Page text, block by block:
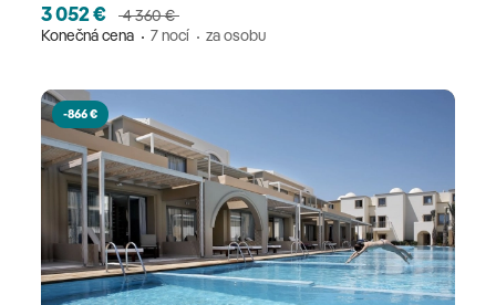
3 052 €
4 360 €
Konečná cena
7 nocí za osobu
-866 €